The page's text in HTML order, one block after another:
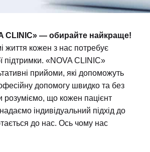
CLINIC» — обирайте найкраще!
життя кожен з нас потребує
підтримки. «NOVA CLINIC»
прийоми, які допоможуть
допомогу швидко та без
розуміємо, що кожен пацієнт
індивідуальний підхід до
до нас. Ось чому нас